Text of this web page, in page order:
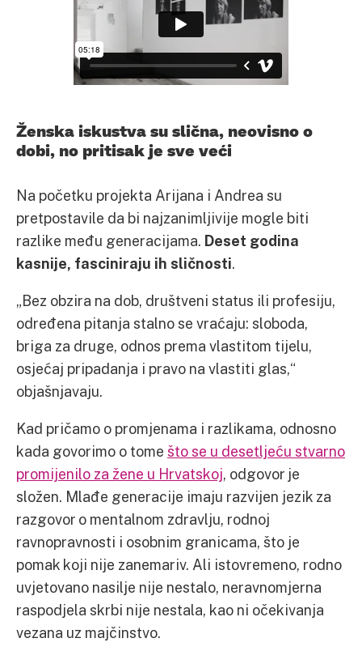
Ženska iskustva su slična, neovisno o
dobi, no pritisak je sve veći
Na početku projekta Arijana i Andrea su
pretpostavile da bi najzanimljivije mogle biti
razlike među generacijama. Deset godina
kasnije, fasciniraju ih sličnosti.
„Bez obzira na dob, društveni status ili profesiju,
određena pitanja stalno se vraćaju: sloboda,
briga za druge, odnos prema vlastitom tijelu,
osjećaj pripadanja i pravo na vlastiti glas,“
objašnjavaju.
Kad pričamo o promjenama i razlikama, odnosno
kada govorimo o tome što se u desetljeću stvarno
promijenilo za žene u Hrvatskoj, odgovor je
složen. Mlađe generacije imaju razvijen jezik za
razgovor o mentalnom zdravlju, rodnoj
ravnopravnosti i osobnim granicama, što je
pomak koji nije zanemariv. Ali istovremeno, rodno
uvjetovano nasilje nije nestalo, neravnomjerna
raspodjela skrbi nije nestala, kao ni očekivanja
vezana uz majčinstvo.